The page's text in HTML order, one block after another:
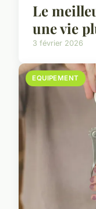
Le
une vie
3 février 2026
EQUIPEMENT